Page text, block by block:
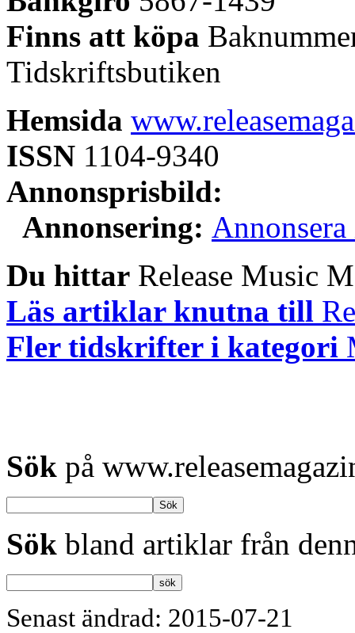
Finns att köpa
Tidskriftsbutiken
Hemsida
ISSN 1104-9340
Annonsprisbild:
Annonsering: Annonsera
Du hittar Release Music
Läs artiklar knutna till
Fler tidskrifter i kategori
Sök på
Sök bland artiklar från
Senast ändrad: 2015-07-21